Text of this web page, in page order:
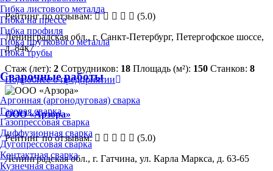
Гибка листового металла
Гибка на прессе
Гибка профиля
Гибка пруткового металла
Гибка трубы
Сварочные работы
Аргонная (аргонодуговая) сварка
Газовая сварка
Газопрессовая сварка
Диффузионная сварка
Дугопрессовая сварка
Контактная сварка
Кузнечная сварка
Рейтинг по отзывам:
(5.0)
Ленинградская обл., г. Санкт-Петербург, Петергофское шоссе,
д. 84к7
Стаж (лет): 2 Сотрудников: 18 Площадь (м²): 150 Станков: 8
Подробнее о предприятии
ООО «Арзора»
Рейтинг по отзывам:
(5.0)
Ленинградская обл., г. Гатчина, ул. Карла Маркса, д. 63-65